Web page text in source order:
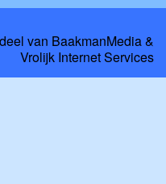
van BaakmanMedia&
Vrolijk Internet Services